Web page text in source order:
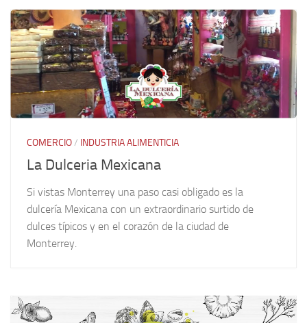
COMERCIO/ INDUSTRIA ALIMENTICIA
La Dulceria Mexicana
Si vistas Monterrey una paso casi obligado es la
dulcería Mexicana con un extraordinario surtido de
dulces típicos y en el corazón de la ciudad de
Monterrey.